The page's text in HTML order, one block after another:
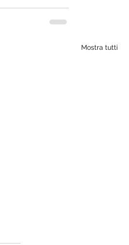
Mostra tutti